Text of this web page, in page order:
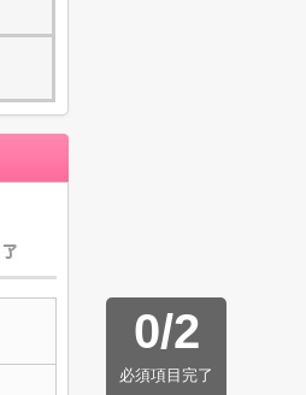
0/2
必須項目完了